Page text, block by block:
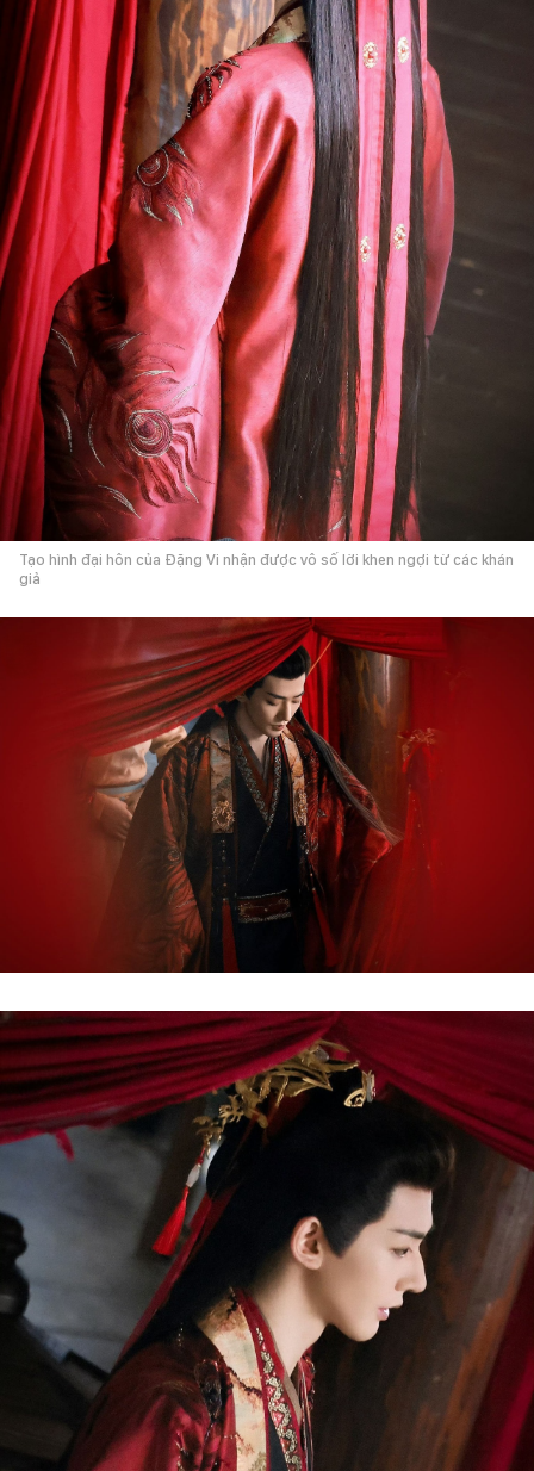
Tạo hình đại hôn của Đặng Vi nhận được vô số lời khen ngợi từ các khán
giả